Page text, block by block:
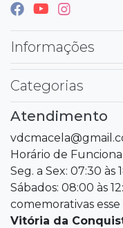
Informações
Categorias
Atendimento
Horário de
Seg. a Sex: 07:30 às
Sábados: 08:00 às
comemorativas
Vitória da